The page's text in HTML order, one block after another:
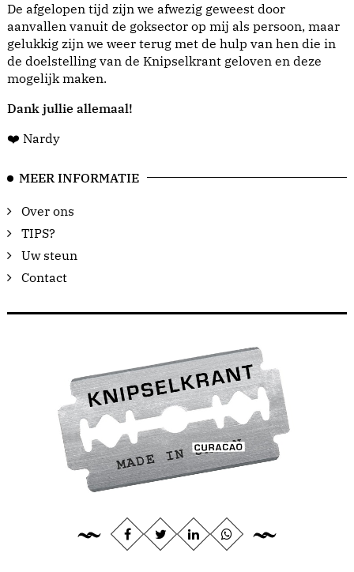
De afgelopen tijd zijn we afwezig geweest door
aanvallen vanuit de goksector op mij als persoon, maar
gelukkig zijn we weer terug met de hulp van hen die in
de doelstelling van de Knipselkrant geloven en deze
mogelijk maken.
Dank jullie allemaal!
❤️ Nardy
MEER INFORMATIE
Over ons
TIPS?
Uw steun
Contact